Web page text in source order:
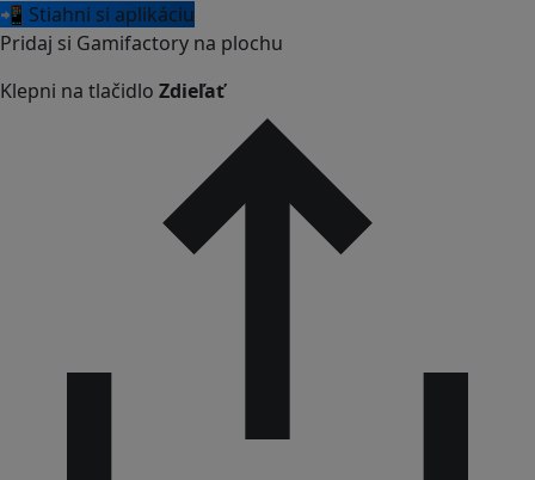
📲 Stiahni si aplikáciu
Pridaj si Gamifactory na plochu
Klepni na tlačidlo Zdieľať